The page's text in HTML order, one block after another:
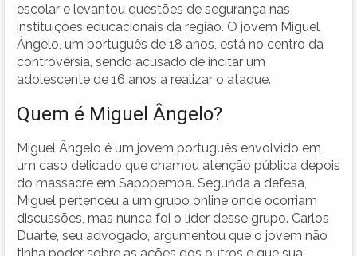
escolar e levantou questões de segurança nas
instituições educacionais da região. O jovem Miguel
Ângelo, um português de 18 anos, está no centro da
controvérsia, sendo acusado de incitar um
adolescente de 16 anos a realizar o ataque.
Quem é Miguel Ângelo?
Miguel Ângelo é um jovem português envolvido em
um caso delicado que chamou atenção pública depois
do massacre em Sapopemba. Segunda a defesa,
Miguel pertenceu a um grupo online onde ocorriam
discussões, mas nunca foi o líder desse grupo. Carlos
Duarte, seu advogado, argumentou que o jovem não
tinha poder sobre as ações dos outros e que sua